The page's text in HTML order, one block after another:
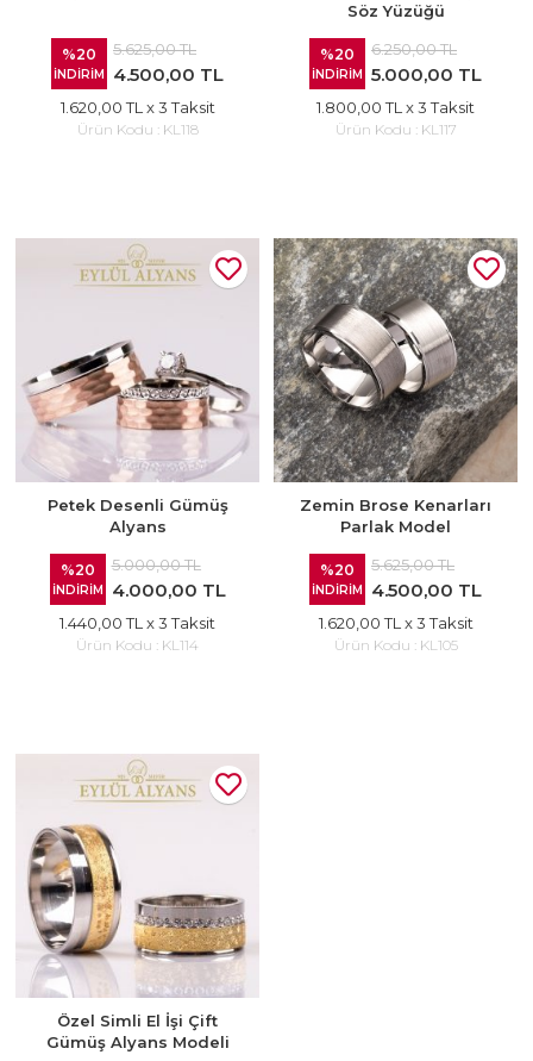
%20
İNDİRİM
5.625,00 TL
4.500,00 TL
1.620,00 TL x 3 Taksit
Ürün Kodu : KL118
Söz Yüzüğü
%20
İNDİRİM
6.250,00 TL
5.000,00 TL
1.800,00 TL x 3 Taksit
Ürün Kodu : KL117
Petek Desenli Gümüş
Alyans
%20
İNDİRİM
5.000,00 TL
4.000,00 TL
1.440,00 TL x 3 Taksit
Ürün Kodu : KL114
Zemin Brose Kenarları
Parlak Model
%20
İNDİRİM
5.625,00 TL
4.500,00 TL
1.620,00 TL x 3 Taksit
Ürün Kodu : KL105
Özel Simli El İşi Çift
Gümüş Alyans Modeli